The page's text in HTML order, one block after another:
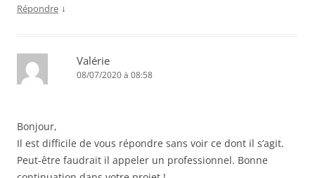
Répondre ↓
Valérie
08/07/2020 à 08:58
Bonjour,
Il est difficile de vous répondre sans voir ce dont il s’agit.
Peut-être faudrait il appeler un professionnel. Bonne